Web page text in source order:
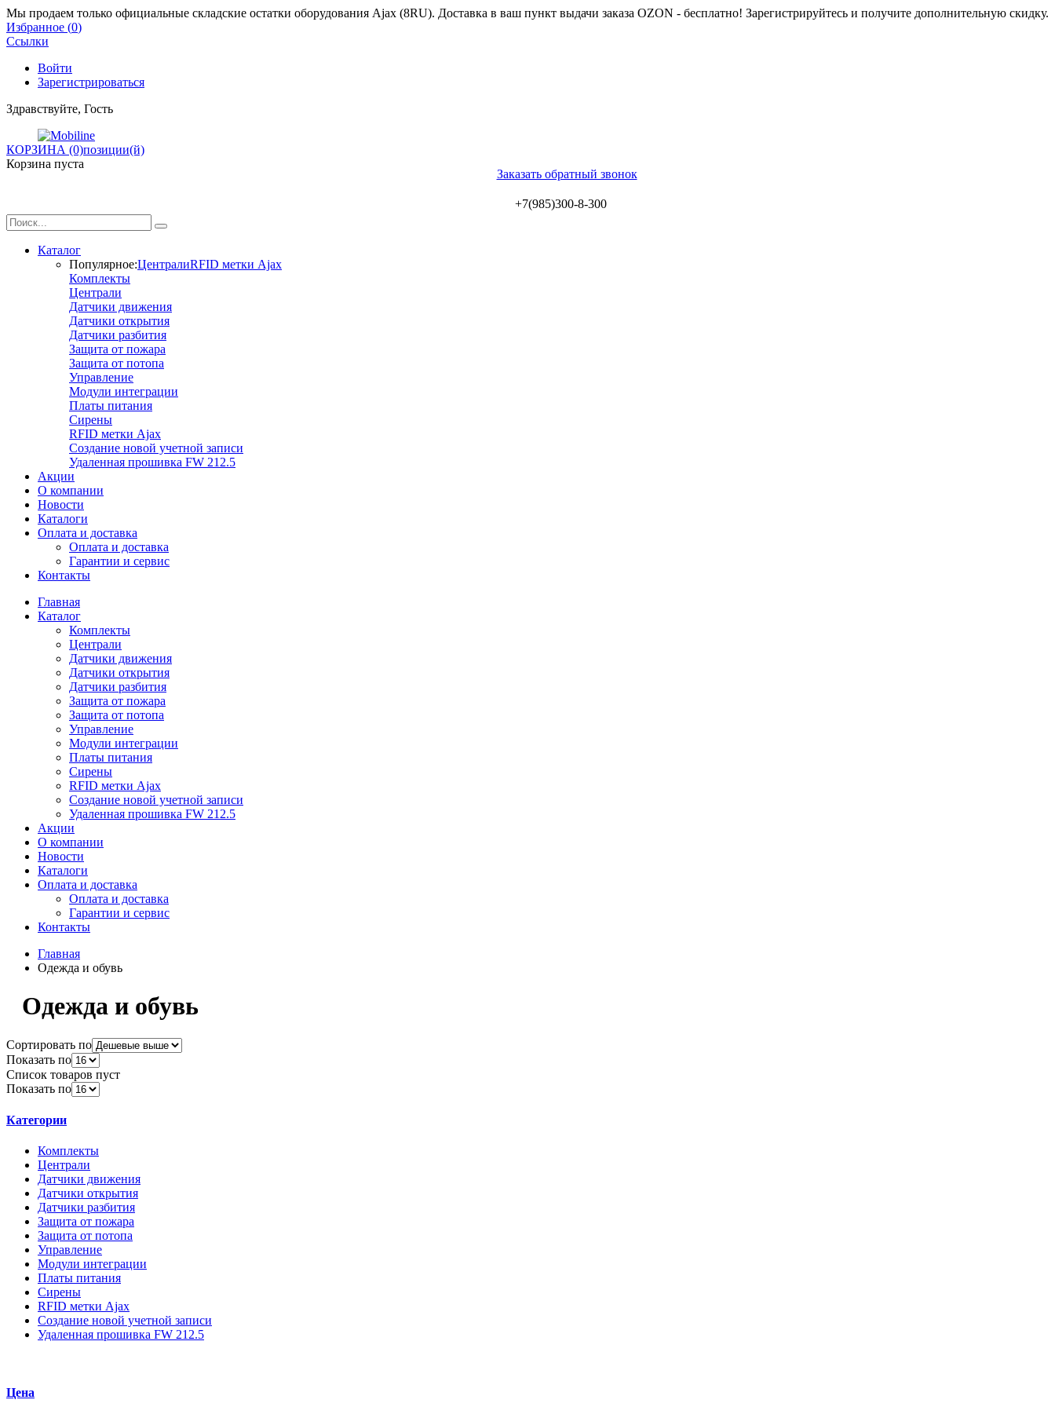
Мы продаем только официальные складские остатки оборудования Ajax (8RU). Доставка в ваш пункт выдачи заказа OZON - бесплатно! Зарегистрируйтесь и получите дополнительную скидку.
Избранное (0)
Ссылки
Войти
Зарегистрироваться
Здравствуйте, Гость
КОРЗИНА (0)позиции(й)
Корзина пуста
Заказать обратный звонок
+7(985)300-8-300
Каталог
Популярное:ЦентралиRFID метки Ajax
Комплекты
Централи
Датчики движения
Датчики открытия
Датчики разбития
Защита от пожара
Защита от потопа
Управление
Модули интеграции
Платы питания
Сирены
RFID метки Ajax
Создание новой учетной записи
Удаленная прошивка FW 212.5
Акции
О компании
Новости
Каталоги
Оплата и доставка
Оплата и доставка
Гарантии и сервис
Контакты
Главная
Каталог
Комплекты
Централи
Датчики движения
Датчики открытия
Датчики разбития
Защита от пожара
Защита от потопа
Управление
Модули интеграции
Платы питания
Сирены
RFID метки Ajax
Создание новой учетной записи
Удаленная прошивка FW 212.5
Акции
О компании
Новости
Каталоги
Оплата и доставка
Оплата и доставка
Гарантии и сервис
Контакты
Главная
Одежда и обувь
Одежда и обувь
Сортировать по
Показать по
Список товаров пуст
Показать по
Категории
Комплекты
Централи
Датчики движения
Датчики открытия
Датчики разбития
Защита от пожара
Защита от потопа
Управление
Модули интеграции
Платы питания
Сирены
RFID метки Ajax
Создание новой учетной записи
Удаленная прошивка FW 212.5
Цена